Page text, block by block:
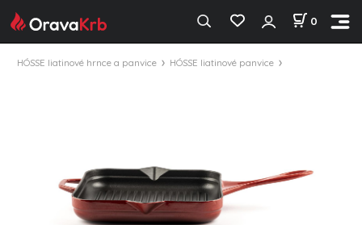
0
HÓSSE liatinové hrnce a panvice HÓSSE liatinové panvice